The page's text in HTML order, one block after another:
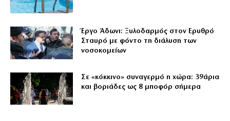
Έργο Άδωνι: Ξυλοδαρμός στον Ερυθρό
Σταυρό με φόντο τη διάλυση των
νοσοκομείων
Σε «κόκκινο» συναγερμό η χώρα: 39άρια
και βοριάδες ως 8 μποφόρ σήμερα